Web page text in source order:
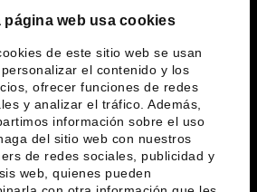
página web usa cookies
de este sitio web se usan
el contenido y los
ofrecer funciones de redes
y analizar el tráfico. Además,
información sobre el uso
del sitio web con nuestros
de redes sociales, publicidad y
web, quienes pueden
Foro
idiomas